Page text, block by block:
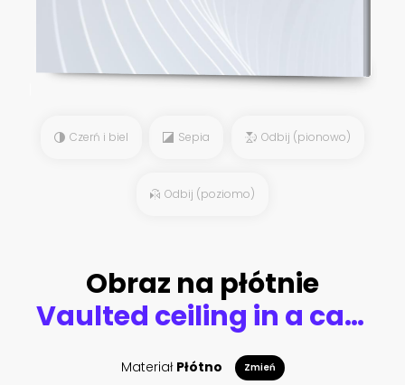
Czerń i biel Sepia Odbij (pionowo)
Odbij (poziomo)
Obraz na płótnie
Vaulted ceiling in a cathedral
Materiał Płótno Zmień